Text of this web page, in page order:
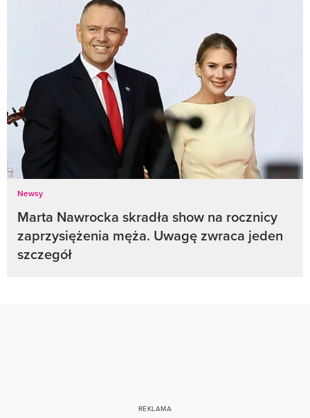
Newsy
Marta Nawrocka skradła show na rocznicy
zaprzysiężenia męża. Uwagę zwraca jeden
szczegół